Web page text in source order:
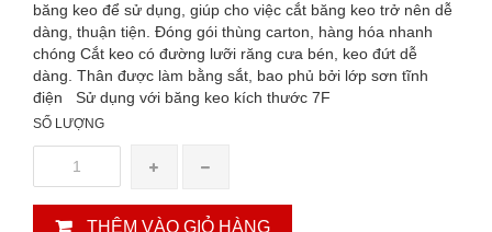
băng keo để sử dụng, giúp cho việc cắt băng keo trở nên dễ
dàng, thuận tiện. Đóng gói thùng carton, hàng hóa nhanh
chóng Cắt keo có đường lưỡi răng cưa bén, keo đứt dễ
dàng. Thân được làm bằng sắt, bao phủ bởi lớp sơn tĩnh
điện Sử dụng với băng keo kích thước 7F
SỐ LƯỢNG
THÊM VÀO GIỎ HÀNG